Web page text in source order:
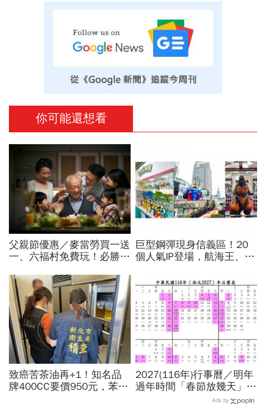
你可能還想看
父親節優惠／麥當勞買一送
一、六福村免費玩！必勝
家速食餐飲飯店好康必收
巨型鋼彈現身信義區！20
個人氣IP登場，航海王、哥
點打卡熱點，活動只到這天
致癌苦茶油再+1！知名品
牌400CC要價950元，苯駢
2027(116年)行事曆／明年
過年時間「春節放幾天」、
寒假時間暑假日期？連假3
Ads by